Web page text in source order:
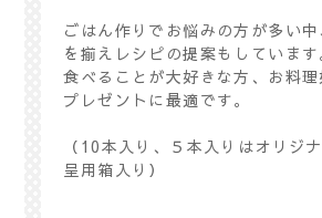
ごはん作りでお悩みの方が多い
を揃えレシピの提案もしています
食べることが大好きな方、お料
プレゼントに最適です。
（10本入り、５本入りはオリジ
呈用箱入り）